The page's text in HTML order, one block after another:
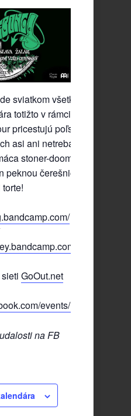
sviatkom všetkých
totižto v rámci svojho The
pricestujú poľskí stoner
asi ani netreba
stoner-doomová stálica
peknou čerešničkou na tejto
album/void-
GoOut.net
events/
na FB